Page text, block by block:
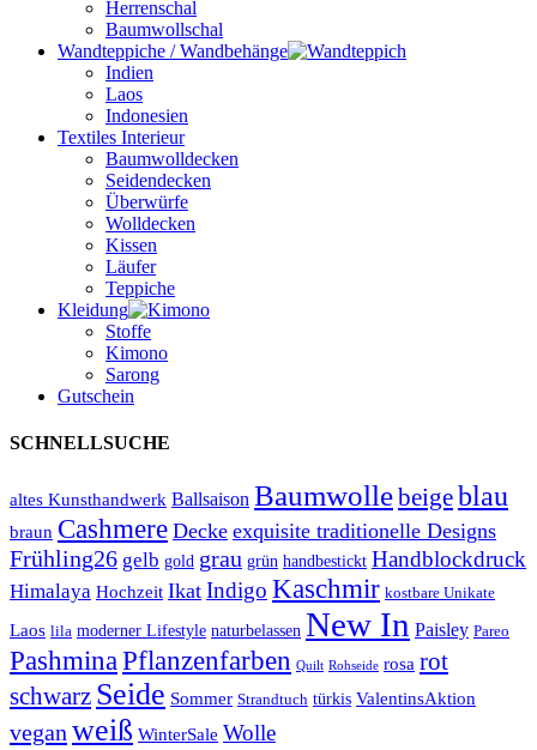
Herrenschal
Baumwollschal
Wandteppiche / Wandbehänge
Indien
Laos
Indonesien
Textiles Interieur
Baumwolldecken
Seidendecken
Überwürfe
Wolldecken
Kissen
Läufer
Teppiche
Kleidung
Stoffe
Kimono
Sarong
Gutschein
SCHNELLSUCHE
altes Kunsthandwerk Ballsaison Baumwollebeigeblau
braun Cashmere Decke exquisite traditionelle Designs
Frühling26 gelb gold grau grün handbestickt Handblockdruck
Himalaya Hochzeit Ikat Indigo Kaschmir kostbare Unikate
Laos lila moderner Lifestyle naturbelassen New In Paisley Pareo
PashminaPflanzenfarben Quilt Rohseide rosa rot
schwarz Seide Sommer Strandtuch türkis ValentinsAktion
vegan weiß WinterSale Wolle